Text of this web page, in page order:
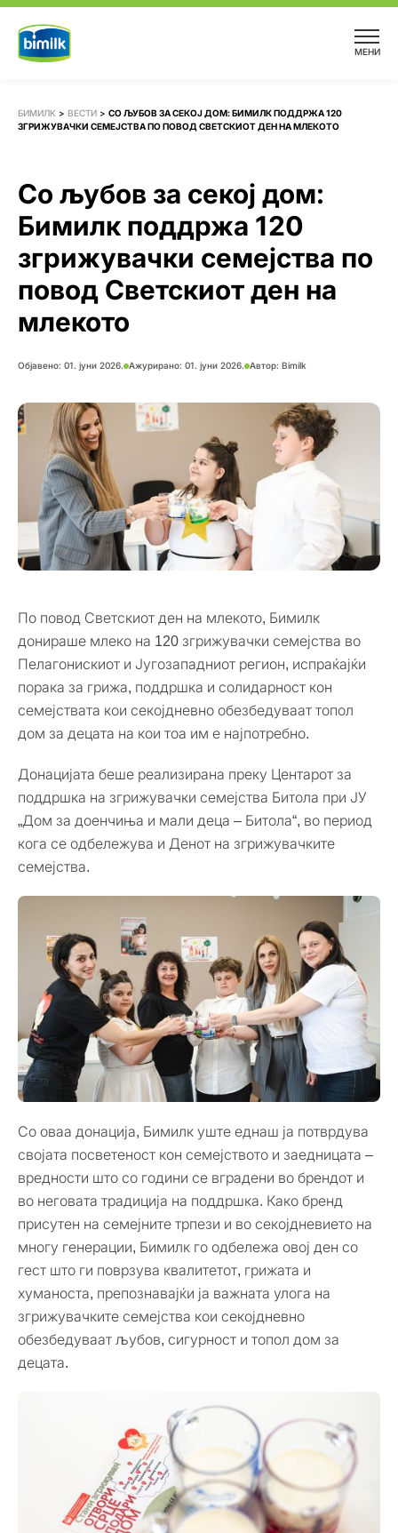
Skip
content
МЕНИ
БИМИЛК > ВЕСТИ > СО ЉУБОВ ЗА СЕКОЈ ДОМ: БИМИЛК ПОДДРЖА 120
ЗГРИЖУВАЧКИ СЕМЕЈСТВА ПО ПОВОД СВЕТСКИОТ ДЕН НА МЛЕКОТО
Со љубов за секој дом:
Бимилк поддржа 120
згрижувачки семејства по
повод Светскиот ден на
млекото
Објавено: 01. јуни 2026. Ажурирано: 01. јуни 2026. Автор: Bimilk
По повод Светскиот ден на млекото, Бимилк
донираше млеко на 120 згрижувачки семејства во
Пелагонискиот и Југозападниот регион, испраќајќи
порака за грижа, поддршка и солидарност кон
семејствата кои секојдневно обезбедуваат топол
дом за децата на кои тоа им е најпотребно.
Донацијата беше реализирана преку Центарот за
поддршка на згрижувачки семејства Битола при ЈУ
„Дом за доенчиња и мали деца – Битола“, во период
кога се одбележува и Денот на згрижувачките
семејства.
Со оваа донација, Бимилк уште еднаш ја потврдува
својата посветеност кон семејството и заедницата –
вредности што со години се вградени во брендот и
во неговата традиција на поддршка. Како бренд
присутен на семејните трпези и во секојдневието на
многу генерации, Бимилк го одбележа овој ден со
гест што ги поврзува квалитетот, грижата и
хуманоста, препознавајќи ја важната улога на
згрижувачките семејства кои секојдневно
обезбедуваат љубов, сигурност и топол дом за
децата.